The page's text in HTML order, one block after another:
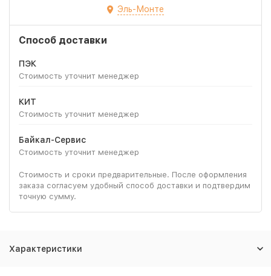
Эль-Монте
Способ доставки
ПЭК
Стоимость уточнит менеджер
КИТ
Стоимость уточнит менеджер
Байкал-Сервис
Стоимость уточнит менеджер
Стоимость и сроки предварительные. После оформления
заказа согласуем удобный способ доставки и подтвердим
точную сумму.
Характеристики